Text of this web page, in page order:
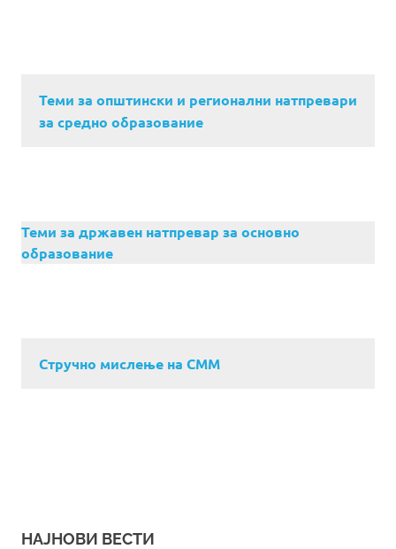
Теми за општински и регионални натпревари
за средно образование
Теми за државен натпревар за основно
образование
Стручно мислење на СММ
НАЈНОВИ ВЕСТИ